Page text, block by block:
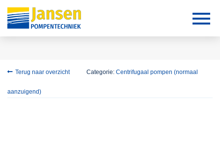
Terug naar overzicht Categorie: Centrifugaal pompen (normaal
aanzuigend)